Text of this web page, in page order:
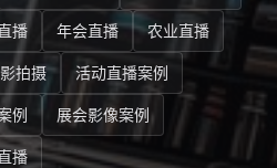
播 年会直播
农业直播
拍摄
活动直播案例
例
展会影像案例
播